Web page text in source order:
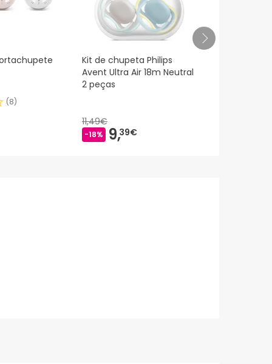
(8)
Kit de chupeta Philips
Avent Ultra Air 18m Neutral
2 peças
11,49€
-18% 9,39€